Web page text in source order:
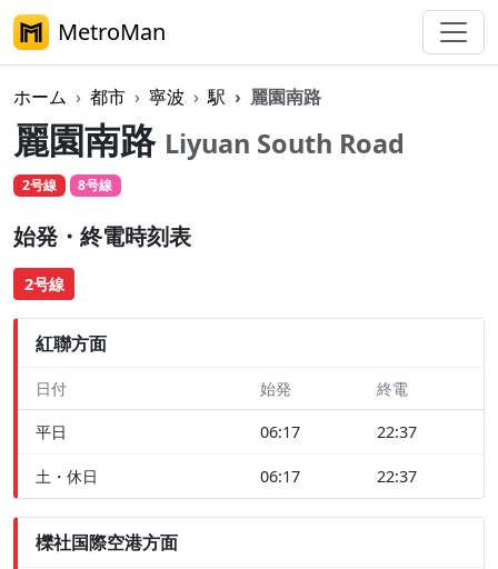
MetroMan
ホーム 都市 寧波 駅 麗園南路
麗園南路 Liyuan South Road
2号線 8号線
始発・終電時刻表
2号線
紅聯方面
日付 始発 終電
平日 06:17 22:37
土・休日 06:17 22:37
櫟社国際空港方面